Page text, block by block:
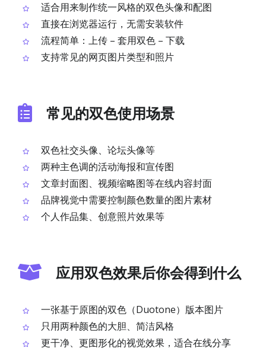
适合用来制作统一风格的双色头像和配图
直接在浏览器运行，无需安装软件
流程简单：上传 – 套用双色 – 下载
支持常见的网页图片类型和照片
常见的双色使用场景
双色社交头像、论坛头像等
两种主色调的活动海报和宣传图
文章封面图、视频缩略图等在线内容封面
品牌视觉中需要控制颜色数量的图片素材
个人作品集、创意照片效果等
应用双色效果后你会得到什么
一张基于原图的双色（Duotone）版本图片
只用两种颜色的大胆、简洁风格
更干净、更图形化的视觉效果，适合在线分享